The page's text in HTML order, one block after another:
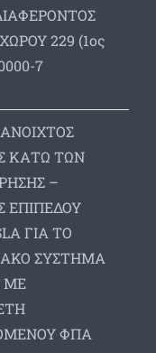
229 (1ος
7
ΚΑΤΩ ΤΩΝ
–
ΕΠΙΠΕΔΟΥ
ΓΙΑ ΤΟ
ΣΥΣΤΗΜΑ
ΜΕ
ΦΠΑ